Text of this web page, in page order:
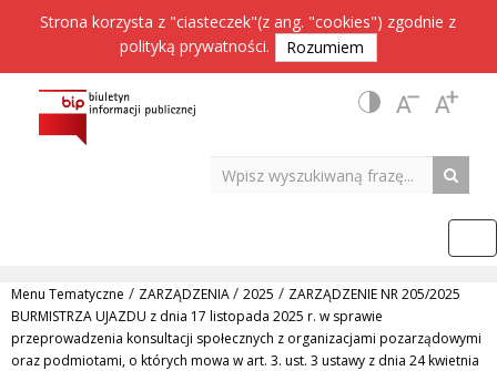
Strona korzysta z "ciasteczek"(z ang. "cookies") zgodnie z
polityką prywatności. Rozumiem
Menu Tematyczne / ZARZĄDZENIA/ 2025 / ZARZĄDZENIE NR 205/2025
BURMISTRZA UJAZDU z dnia 17 listopada 2025 r. w sprawie
przeprowadzenia konsultacji społecznych z organizacjami pozarządowymi
oraz podmiotami, o których mowa w art. 3. ust. 3 ustawy z dnia 24 kwietnia